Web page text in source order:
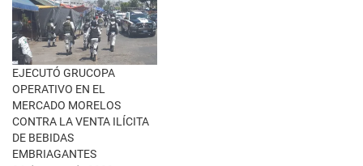
e
n
t
a
n
a
n
u
e
v
a
)
EJECUTÓ GRUCOPA
OPERATIVO EN EL
MERCADO MORELOS
CONTRA LA VENTA ILÍCITA
DE BEBIDAS
EMBRIAGANTES